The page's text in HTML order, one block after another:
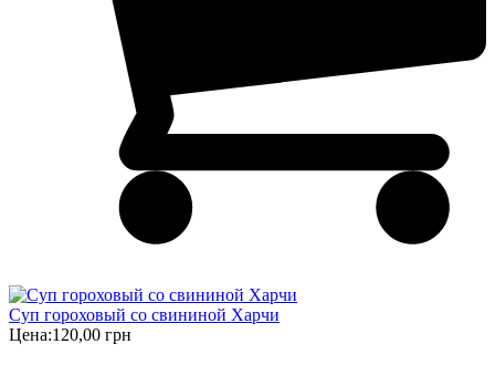
Суп гороховый со свининой Харчи
Цена:120,00 грн